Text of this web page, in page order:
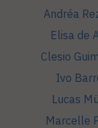
Andréa
Elisa de
Clesio
Ivo
Lucas
Marcelle